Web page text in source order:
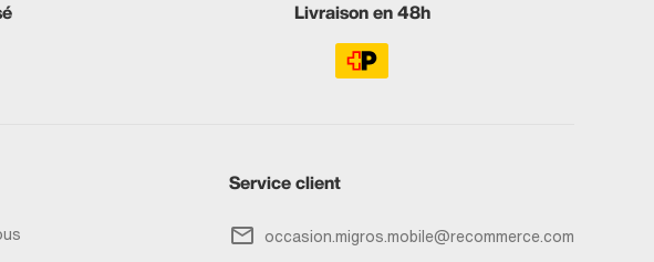
Livraison en 48h
Service client
occasion.migros.mobile@recommerce.com